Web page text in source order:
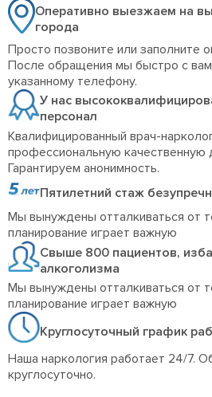
Оперативно выезжаем на
города
Просто позвоните или заполните
После обращения мы быстро с
указанному телефону.
У нас
персонал
Квалифицированный врач-
профессиональную качественную
Гарантируем анонимность.
Пятилетний стаж
Мы вынуждены отталкиваться от
планирование играет важную
Свыше 800 пациентов,
алкоголизма
Мы вынуждены отталкиваться от
планирование играет важную
Круглосуточный график
Наша наркология работает 24/7.
круглосуточно.